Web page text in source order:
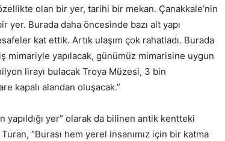
olan bir yer, tarihi bir mekan. Çanakkale’nin
yer. Burada daha öncesinde bazı alt yapı
kat ettik. Artık ulaşım çok rahatladı. Burada
mimariyle yapılacak, günümüz mimarisine uygun
lirayı bulacak Troya Müzesi, 3 bin
kapalı alandan oluşacak.”
yapıldığı yer” olarak da bilinen antik kentteki
“Burası hem yerel insanımız için bir katma